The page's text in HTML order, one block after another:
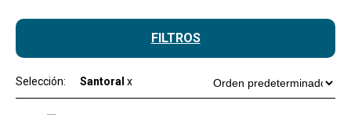
FILTROS
Selección: Santoral x